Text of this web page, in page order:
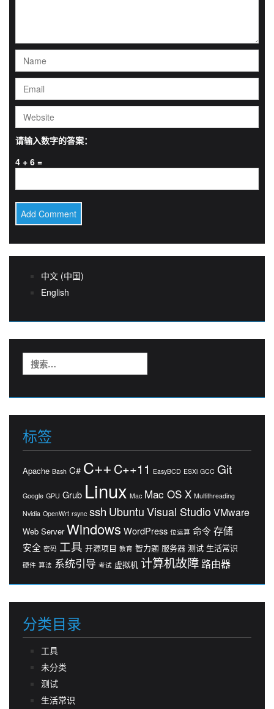
请输入数字的答案：
4 + 6 =
中文 (中国)
English
索：
标签
Apache Bash C# C++ C++11 EasyBCD ESXi GCC Git
Google GPU Grub Linux Mac Mac OS X Multithreading
Nvidia OpenWrt rsync ssh UbuntuVisual StudioVMware
Web Server Windows WordPress 位运算 命令 存储
安全 密码 工具 开源项目 教育 智力题 服务器 测试 生活常识
硬件 算法 系统引导 考试 虚拟机 计算机故障 路由器
分类目录
工具
未分类
测试
生活常识